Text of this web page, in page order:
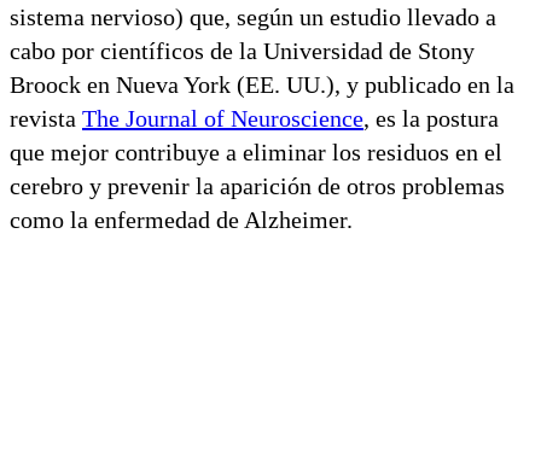
sistema nervioso) que, según un estudio llevado a
cabo por científicos de la Universidad de Stony
Broock en Nueva York (EE. UU.), y publicado en la
revista The Journal of Neuroscience, es la postura
que mejor contribuye a eliminar los residuos en el
cerebro y prevenir la aparición de otros problemas
como la enfermedad de Alzheimer.